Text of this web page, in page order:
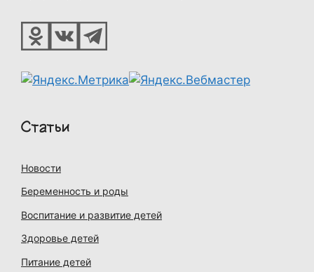
Статьи
Новости
Беременность и роды
Воспитание и развитие детей
Здоровье детей
Питание детей